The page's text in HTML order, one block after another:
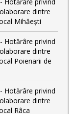
dintre
Mihăești
Hotărâre privind
dintre
Poienarii de
Hotărâre privind
dintre
Râca